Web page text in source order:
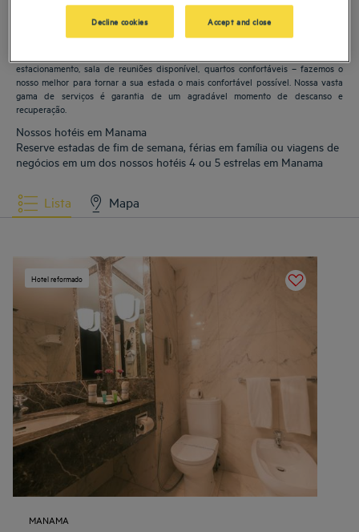
estacionamento, sala de reuniões disponível, quartos confortáveis – fazemos o
nosso melhor para tornar a sua estada o mais confortável possível. Nossa vasta
gama de serviços é garantia de um agradável momento de descanso e
recuperação.
Nossos hotéis em Manama
Reserve estadas de fim de semana, férias em família ou viagens de
negócios em um dos nossos hotéis 4 ou 5 estrelas em Manama
Lista Mapa
Hotel reformado
MANAMA
Decline cookies Accept and close